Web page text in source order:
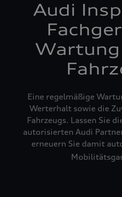
Audi
Eine regelmäßige
Werterhalt sowie die
Fahrzeugs. Lassen Sie
autorisierten Audi
erneuern Sie damit